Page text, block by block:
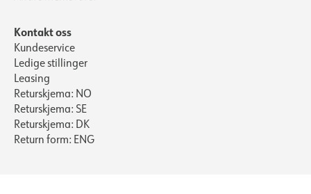
Kontakt oss
Kundeservice
Ledige stillinger
Leasing
Returskjema: NO
Returskjema: SE
Returskjema: DK
Return form: ENG